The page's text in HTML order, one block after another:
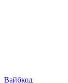
Вайбкод